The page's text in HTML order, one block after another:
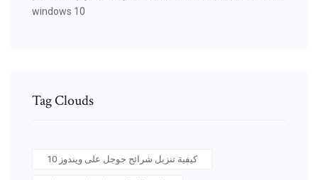
windows 10
Tag Clouds
كيفية تنزيل شرائح جوجل على ويندوز 10